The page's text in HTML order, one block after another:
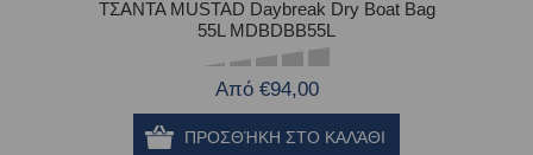
ΤΣΑΝΤΑ MUSTAD Daybreak Dry Boat Bag
55L MDBDBB55L
Από €94,00